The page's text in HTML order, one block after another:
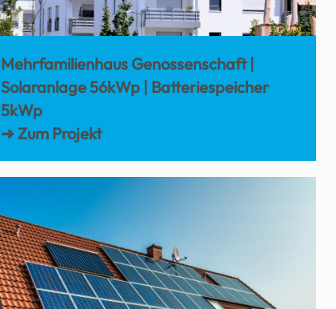
Mehrfamilienhaus Genossenschaft |
Solaranlage 56kWp | Batteriespeicher
5kWp
➜ Zum Projekt